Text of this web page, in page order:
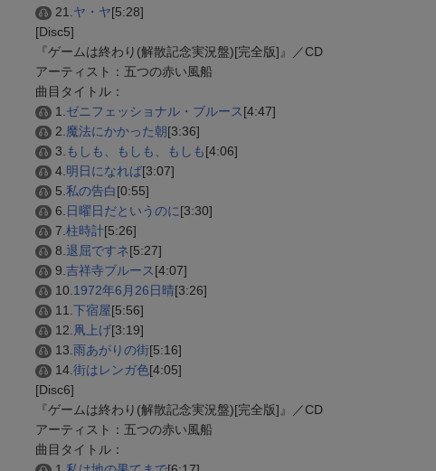
21. ヤ・ヤ[5:28]
[Disc5]
『ゲームは終わり(解散記念実況盤)[完全版]』／CD
アーティスト：五つの赤い風船
曲目タイトル：
1. ゼニフェッショナル・ブルース[4:47]
2. 魔法にかかった朝[3:36]
3. もしも、もしも、もしも[4:06]
4. 明日になれば[3:07]
5. 私の告白[0:55]
6. 日曜日だというのに[3:30]
7. 柱時計[5:26]
8. 退屈ですネ[5:27]
9. 吉祥寺ブルース[4:07]
10. 1972年6月26日晴[3:26]
11. 下宿屋[5:56]
12. 凧上げ[3:19]
13. 雨あがりの街[5:16]
14. 街はレンガ色[4:05]
[Disc6]
『ゲームは終わり(解散記念実況盤)[完全版]』／CD
アーティスト：五つの赤い風船
曲目タイトル：